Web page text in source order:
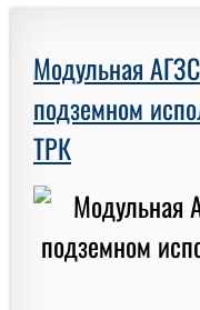
Модульная
подземном
ТРК